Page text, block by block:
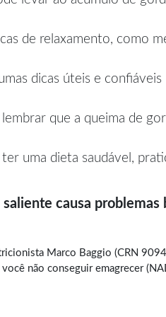
de relaxamento, como
dicas úteis e
que a queima de
uma dieta saudável,
saliente causa
Marco Baggio (CRN
não conseguir emagrecer